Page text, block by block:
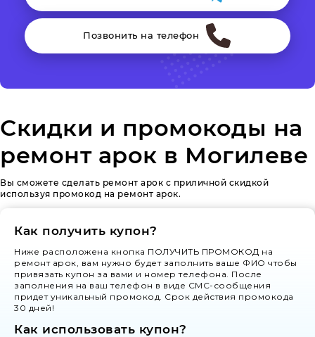
Позвонить на телефон
Скидки и промокоды на
ремонт арок в Могилеве
Вы сможете сделать ремонт арок с приличной скидкой
используя промокод на ремонт арок.
Как получить купон?
Ниже расположена кнопка ПОЛУЧИТЬ ПРОМОКОД на
ремонт арок, вам нужно будет заполнить ваше ФИО чтобы
привязать купон за вами и номер телефона. После
заполнения на ваш телефон в виде СМС-сообщения
придет уникальный промокод. Срок действия промокода
30 дней!
Как использовать купон?